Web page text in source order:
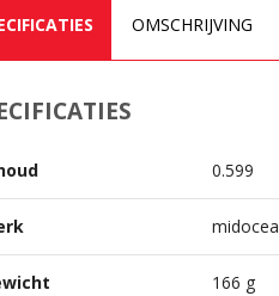
OMSCHRIJVING
0.599
166 g